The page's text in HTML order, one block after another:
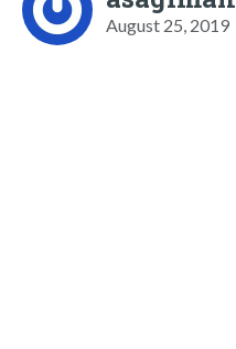
August 25, 2019